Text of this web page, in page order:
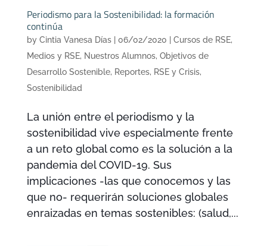
Periodismo para la Sostenibilidad: la formación
continúa
by Cintia Vanesa Días| 06/02/2020 Cursos de RSE,
Medios y RSE, Nuestros Alumnos, Objetivos de
Desarrollo Sostenible, Reportes, RSE y Crisis,
Sostenibilidad
La unión entre el periodismo y la
sostenibilidad vive especialmente frente
a un reto global como es la solución a la
pandemia del COVID-19. Sus
implicaciones -las que conocemos y las
que no- requerirán soluciones globales
enraizadas en temas sostenibles: (salud,...